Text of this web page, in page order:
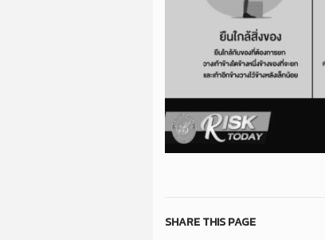
SHARE THIS PAGE